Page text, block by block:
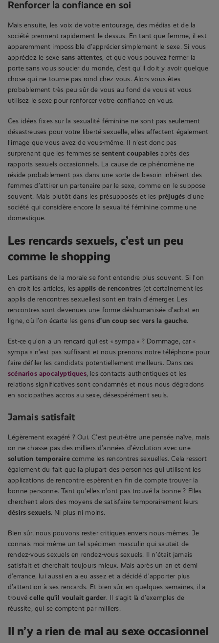
Renforcer la confiance en soi
Mais ensuite, les voix de votre entourage, des médias et de la
société prennent rapidement le dessus. En tant que femme, il est
apparemment impossible d’apprécier simplement le sexe. Si vous
appréciez le sexe sans attentes, et que vous pouvez fermer la
porte sans vous soucier du monde, c’est qu’il doit y avoir quelque
chose qui ne tourne pas rond chez vous. Alors vous êtes
probablement très peu sûr de vous au fond de vous et vous
utilisez le sexe pour renforcer votre confiance en vous.
Ces idées fixes sur la sexualité féminine ne sont pas seulement
désastreuses pour votre liberté sexuelle, elles affectent également
l’image que vous avez de vous-même. Il n’est donc pas
surprenant que les femmes se sentent coupables après des
rapports sexuels occasionnels. La cause de ce phénomène ne
réside probablement pas dans une sorte de besoin inhérent des
femmes d’attirer un partenaire par le sexe, comme on le suppose
souvent. Mais plutôt dans les présupposés et les préjugés d’une
société qui considère encore la sexualité féminine comme une
domestique.
Les rencards sexuels, c’est un peu
comme le shopping
Les partisans de la morale se font entendre plus souvent. Si l’on
en croit les articles, lesapplis de rencontres (et certainement les
applis de rencontres sexuelles) sont en train d’émerger. Les
rencontres sont devenues une forme déshumanisée d’achat en
ligne, où l’on écarte les gensd’un coup sec vers la gauche.
Est-ce qu’on a un rencard qui est « sympa » ? Dommage, car «
sympa » n’est pas suffisant et nous prenons notre téléphone pour
faire défiler les candidats potentiellement meilleurs. Dans ces
scénarios apocalyptiques, les contacts authentiques et les
relations significatives sont condamnés et nous nous dégradons
en sociopathes accros au sexe, désespérément seuls.
Jamais satisfait
Légèrement exagéré ? Oui. C’est peut-être une pensée naïve, mais
on ne chasse pas des milliers d’années d’évolution avec une
solution temporairecomme les rencontres sexuelles. Cela ressort
également du fait que la plupart des personnes qui utilisent les
applications de rencontre espèrent en fin de compte trouver la
bonne personne. Tant qu’elles n’ont pas trouvé la bonne ? Elles
cherchent alors des moyens de satisfaire temporairement leurs
désirs sexuels. Ni plus ni moins.
Bien sûr, nous pouvons rester critiques envers nous-mêmes. Je
connais moi-même un tel spécimen masculin qui sautait de
rendez-vous sexuels en rendez-vous sexuels. Il n’était jamais
satisfait et cherchait toujours mieux. Mais après un an et demi
d’errance, lui aussi en a eu assez et a décidé d’apporter plus
d’attention à ses rencards. Et bien sûr, en quelques semaines, il a
trouvécelle qu’il voulait garder. Il s’agit là d’exemples de
réussite, qui se comptent par milliers.
Il n’y a rien de mal au sexe occasionnel